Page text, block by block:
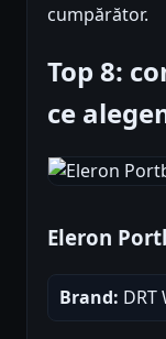
cumpărător.
Top 8:
ce
Eleron
Brand: DRT